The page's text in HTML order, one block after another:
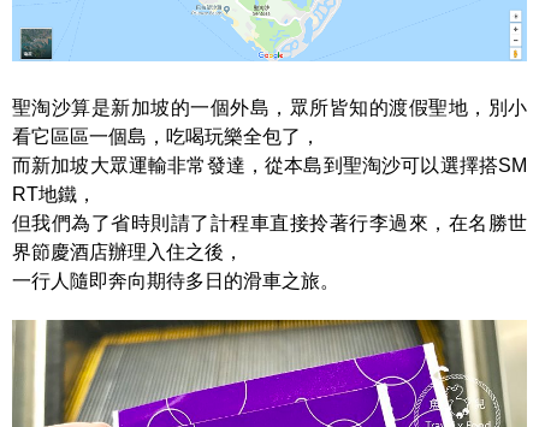
聖淘沙算是新加坡的一個外島，眾所皆知的渡假聖地，別小
看它區區一個島，吃喝玩樂全包了，
而新加坡大眾運輸非常發達，從本島到聖淘沙可以選擇搭SM
RT地鐵，
但我們為了省時則請了計程車直接拎著行李過來，在名勝世
界節慶酒店辦理入住之後，
一行人隨即奔向期待多日的滑車之旅。